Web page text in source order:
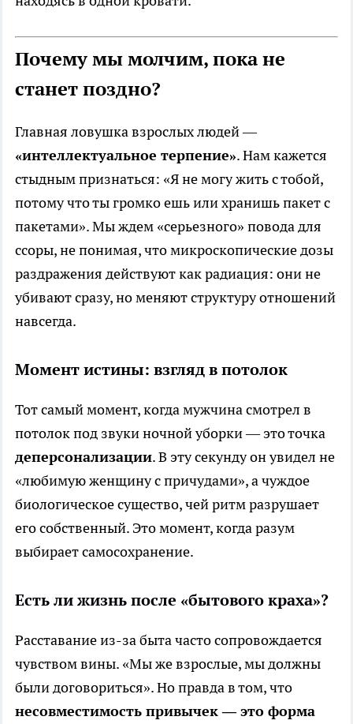
Почему мы молчим, пока не
станет поздно?
Главная ловушка взрослых людей —
«интеллектуальное терпение». Нам кажется
стыдным признаться: «Я не могу жить с тобой,
потому что ты громко ешь или хранишь пакет с
пакетами». Мы ждем «серьезного» повода для
ссоры, не понимая, что микроскопические дозы
раздражения действуют как радиация: они не
убивают сразу, но меняют структуру отношений
навсегда.
Момент истины: взгляд в потолок
Тот самый момент, когда мужчина смотрел в
потолок под звуки ночной уборки — это точка
деперсонализации. В эту секунду он увидел не
«любимую женщину с причудами», а чуждое
биологическое существо, чей ритм разрушает
его собственный. Это момент, когда разум
выбирает самосохранение.
Есть ли жизнь после «бытового краха»?
Расставание из-за быта часто сопровождается
чувством вины. «Мы же взрослые, мы должны
были договориться». Но правда в том, что
несовместимость привычек — это форма